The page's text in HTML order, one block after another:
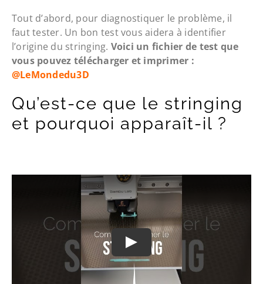
Tout d’abord, pour diagnostiquer le problème, il
faut tester. Un bon test vous aidera à identifier
l’origine du stringing. Voici un fichier de test que
vous pouvez télécharger et imprimer :
@LeMondedu3D
Qu’est-ce que le stringing
et pourquoi apparaît-il ?